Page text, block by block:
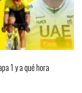
1 y a qué hora